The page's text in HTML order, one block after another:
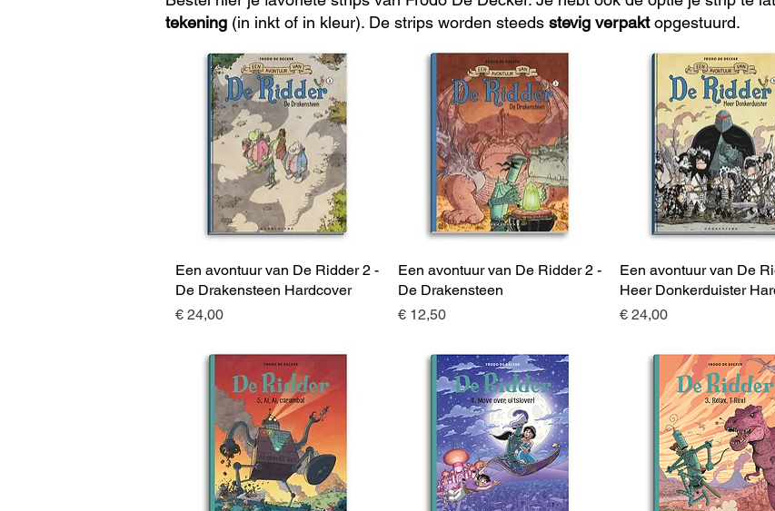
tekening (in inkt of in kleur). De strips worden steeds stevig verpaktopgestuurd.
Snel overzicht
Een avontuur van De Ridder 2 -
De Drakensteen Hardcover
Prijs
€ 24,00
Snel overzicht
Een avontuur van De Ridder 2 -
De Drakensteen
Prijs
€ 12,50
Snel overzicht
Een avontuur van De
Heer Donkerduister
Prijs
€ 24,00